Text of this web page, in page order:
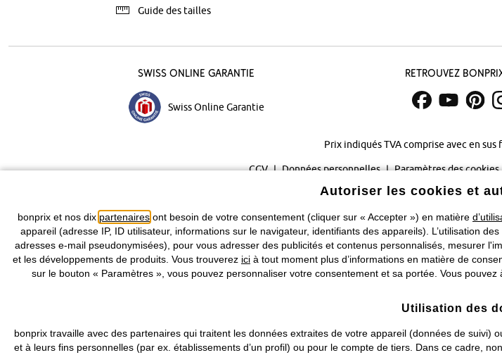
Guide des tailles
Swiss Online Garantie
Swiss Online Garantie
Retrouvez
Prix indiqués TVA comprise avec en sus
CGV Données personnelles Paramètres des cookies
©2026 bonprix.Tous
Changer de pays
Autoriser les cookies et
bonprix et nos dix partenaires ont besoin de votre consentement (cliquer sur « Accepter ») en matière
appareil (adresse IP, ID utilisateur, informations sur le navigateur, identifiants des appareils). L’utilisation
adresses e-mail pseudonymisées), pour vous adresser des publicités et contenus personnalisés, mesurer
et les développements de produits. Vous trouverez ici à tout moment plus d’informations en matière de
sur le bouton « Paramètres », vous pouvez personnaliser votre consentement et sa portée. Vous
Utilisation des
bonprix travaille avec des partenaires qui traitent les données extraites de votre appareil (données de
et à leurs fins personnelles (par ex. établissements d’un profil) ou pour le compte de tiers. Dans ce cadre,